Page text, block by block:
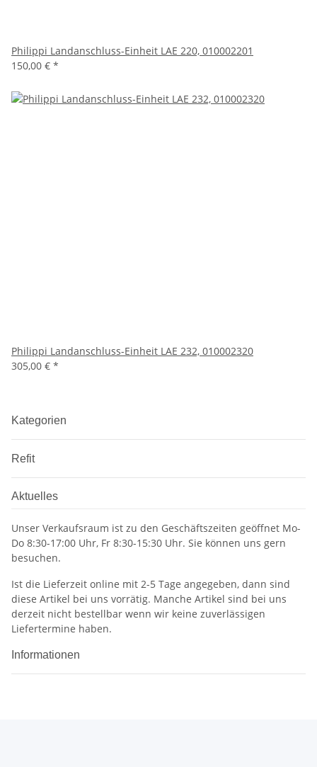
Philippi Landanschluss-Einheit LAE 220, 010002201
150,00 € *
Philippi Landanschluss-Einheit LAE 232, 010002320
305,00 € *
Kategorien
Refit
Aktuelles
Unser Verkaufsraum ist zu den Geschäftszeiten geöffnet Mo-
Do 8:30-17:00 Uhr, Fr 8:30-15:30 Uhr. Sie können uns gern
besuchen.
Ist die Lieferzeit online mit 2-5 Tage angegeben, dann sind
diese Artikel bei uns vorrätig. Manche Artikel sind bei uns
derzeit nicht bestellbar wenn wir keine zuverlässigen
Liefertermine haben.
Informationen